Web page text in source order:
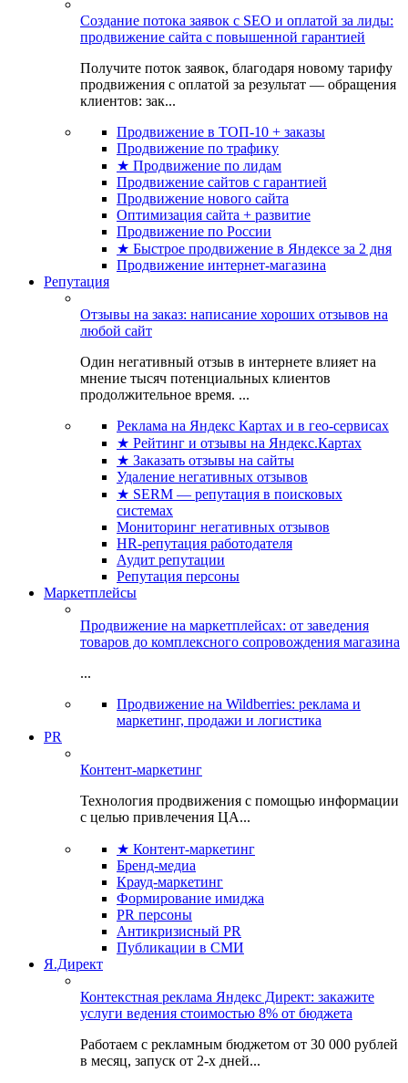
Создание потока заявок с SEO и оплатой за лиды:
продвижение сайта с повышенной гарантией
Получите поток заявок, благодаря новому тарифу
продвижения с оплатой за результат — обращения
клиентов: зак...
Продвижение в ТОП-10 + заказы
Продвижение по трафику
★ Продвижение по лидам
Продвижение сайтов с гарантией
Продвижение нового сайта
Оптимизация сайта + развитие
Продвижение по России
★ Быстрое продвижение в Яндексе за 2 дня
Продвижение интернет-магазина
Репутация
Отзывы на заказ: написание хороших отзывов на
любой сайт
Один негативный отзыв в интернете влияет на
мнение тысяч потенциальных клиентов
продолжительное время. ...
Реклама на Яндекс Картах и в гео-сервисах
★ Рейтинг и отзывы на Яндекс.Картах
★ Заказать отзывы на сайты
Удаление негативных отзывов
★ SERM — репутация в поисковых
системах
Мониторинг негативных отзывов
HR-репутация работодателя
Аудит репутации
Репутация персоны
Маркетплейсы
Продвижение на маркетплейсах: от заведения
товаров до комплексного сопровождения магазина
...
Продвижение на Wildberries: реклама и
маркетинг, продажи и логистика
PR
Контент-маркетинг
Технология продвижения с помощью информации
с целью привлечения ЦА...
★ Контент-маркетинг
Бренд-медиа
Крауд-маркетинг
Формирование имиджа
PR персоны
Антикризисный PR
Публикации в СМИ
Я.Директ
Контекстная реклама Яндекс Директ: закажите
услуги ведения стоимостью 8% от бюджета
Работаем с рекламным бюджетом от 30 000 рублей
в месяц, запуск от 2-х дней...